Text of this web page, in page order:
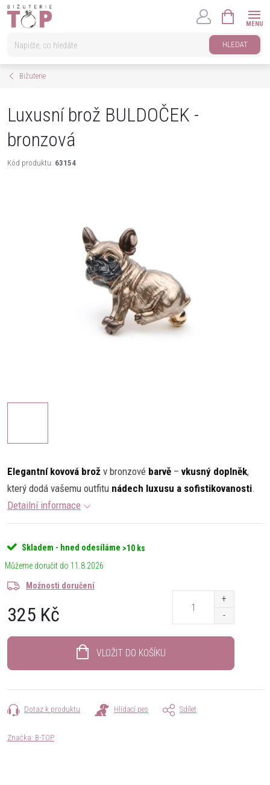
Přejít
HLEDAT
KOŠÍK
Bižuterie
Luxusní brož BULDOČEK -
bronzová
Kód produktu: 63154
Elegantní kovová brož v bronzové barvě – vkusný doplněk,
který dodá vašemu outfitu nádech luxusu a sofistikovanosti.
Detailní informace
Skladem - hned odesíláme >10 ks
11.8.2026
Možnosti doručení
325 Kč
VLOŽIT DO KOŠÍKU
Dotaz k produktu Hlídací pes Sdílet
Značka: B-TOP